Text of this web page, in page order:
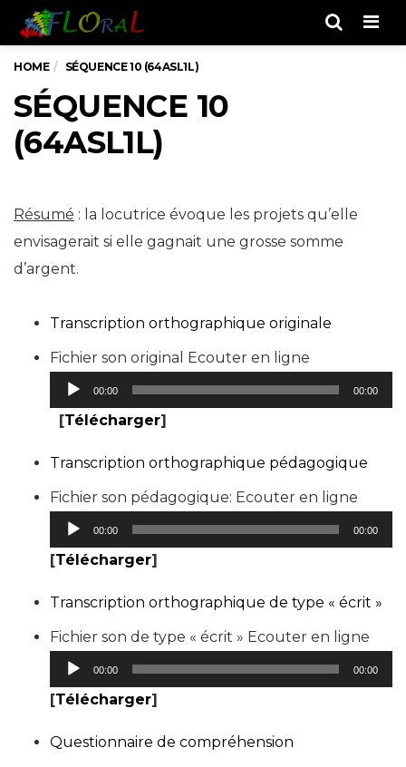
HOME SÉQUENCE 10 (64ASL1L)
SÉQUENCE 10
(64ASL1L)
Résumé : la locutrice évoque les projets qu’elle
envisagerait si elle gagnait une grosse somme
d’argent.
Transcription orthographique originale
Fichier son original Ecouter en ligne
audio
00:00 00:00
[Télécharger]
Transcription orthographique pédagogique
Fichier son pédagogique: Ecouter en ligne
audio
00:00 00:00
[Télécharger]
Transcription orthographique de type « écrit »
Fichier son de type « écrit » Ecouter en ligne
00:00 00:00
[Télécharger]
Questionnaire de compréhension